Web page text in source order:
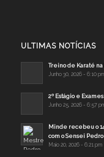
ULTIMAS NOTÍCIAS
Treino de Karaté
Junho 30, 2026 - 6:10
2º Estágio e
Junho 25, 2026 - 6:57
Minde recebeu o
com o Sensei Pedro
Maio 20, 2026 - 6:21 pm